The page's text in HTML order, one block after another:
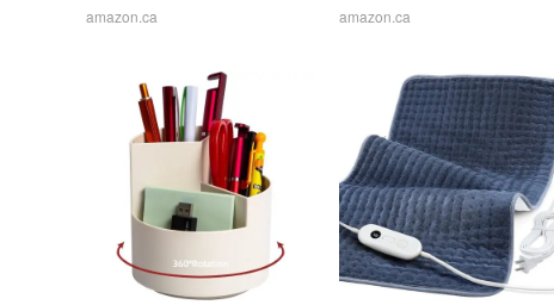
amazon.ca amazon.ca